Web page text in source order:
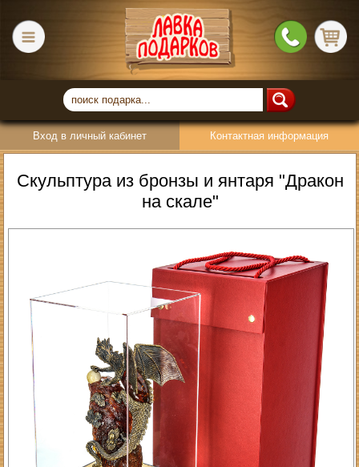
Вход в личный кабинет Контактная информация
Скульптура из бронзы и янтаря "Дракон
на скале"